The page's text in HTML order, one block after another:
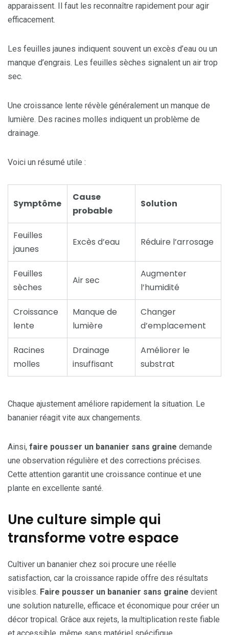
apparaissent. Il faut les reconnaître rapidement pour agir
efficacement.
Les feuilles jaunes indiquent souvent un excès d’eau ou un
manque d’engrais. Les feuilles sèches signalent un air trop
sec.
Une croissance lente révèle généralement un manque de
lumière. Des racines molles indiquent un problème de
drainage.
Voici un résumé utile :
Symptôme
Cause
probable
Solution
Feuilles
jaunes
Excès d’eau Réduire l’arrosage
Feuilles
sèches
Air sec
Augmenter
l’humidité
Croissance
lente
Manque de
lumière
Changer
d’emplacement
Racines
molles
Drainage
insuffisant
Améliorer le
substrat
Chaque ajustement améliore rapidement la situation. Le
bananier réagit vite aux changements.
Ainsi, faire pousser un bananier sans graine demande
une observation régulière et des corrections précises.
Cette attention garantit une croissance continue et une
plante en excellente santé.
Une culture simple qui
transforme votre espace
Cultiver un bananier chez soi procure une réelle
satisfaction, car la croissance rapide offre des résultats
visibles. Faire pousser un bananier sans graine devient
une solution naturelle, efficace et économique pour créer un
décor tropical. Grâce aux rejets, la multiplication reste fiable